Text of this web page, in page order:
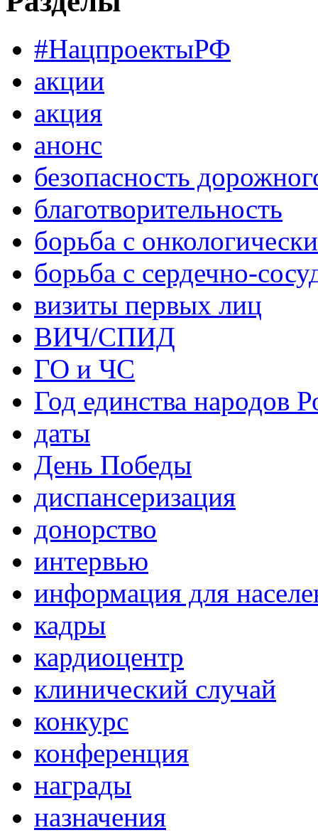
#НацпроектыРФ
акции
акция
анонс
безопасность
благотворительность
борьба с
борьба с сердечно-
визиты первых лиц
ВИЧ/СПИД
ГО и ЧС
Год единства народов
даты
День Победы
диспансеризация
донорство
интервью
информация для
кадры
кардиоцентр
клинический случай
конкурс
конференция
награды
назначения